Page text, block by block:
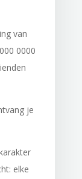
van
0000
je
elke